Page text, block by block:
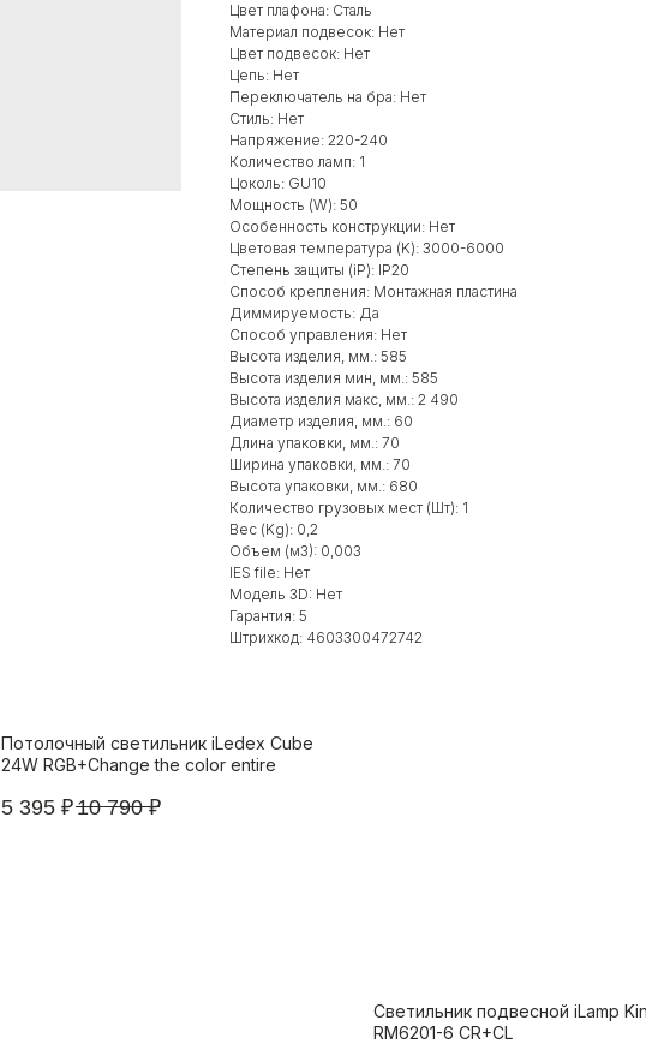
Цвет плафона: Сталь
Материал подвесок: Нет
Цвет подвесок: Нет
Цепь: Нет
Переключатель на бра: Нет
Стиль: Нет
Напряжение: 220-240
Количество ламп: 1
Цоколь: GU10
Мощность (W): 50
Особенность конструкции: Нет
Цветовая температура (K): 3000-6000
Степень защиты (iP): IP20
Способ крепления: Монтажная пластина
Диммируемость: Да
Способ управления: Нет
Высота изделия, мм.: 585
Высота изделия мин, мм.: 585
Высота изделия макс, мм.: 2 490
Диаметр изделия, мм.: 60
Длина упаковки, мм.: 70
Ширина упаковки, мм.: 70
Высота упаковки, мм.: 680
Количество грузовых мест (Шт): 1
Вес (Kg): 0,2
Объем (м3): 0,003
IES file: Нет
Модель 3D: Нет
Гарантия: 5
Штрихкод: 4603300472742
Потолочный светильник iLedex Cube
24W RGB+Change the color entire
5 395 ₽10 790 ₽
Светильник подвесной iLamp
RM6201-6 CR+CL